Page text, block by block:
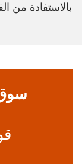
بالاستفادة من
سوق